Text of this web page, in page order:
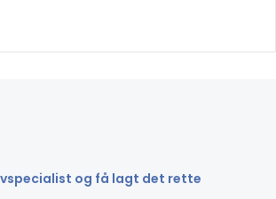
og få lagt det rette